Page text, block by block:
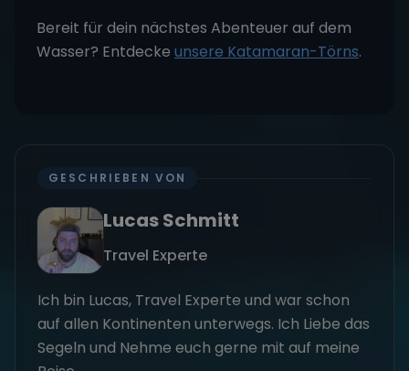
Bereit für dein nächstes Abenteuer auf dem
Wasser? Entdecke unsere Katamaran-Törns.
GESCHRIEBEN VON
Lucas Schmitt
Travel Experte
Ich bin Lucas, Travel Experte und war schon
auf allen Kontinenten unterwegs. Ich Liebe das
Segeln und Nehme euch gerne mit auf meine